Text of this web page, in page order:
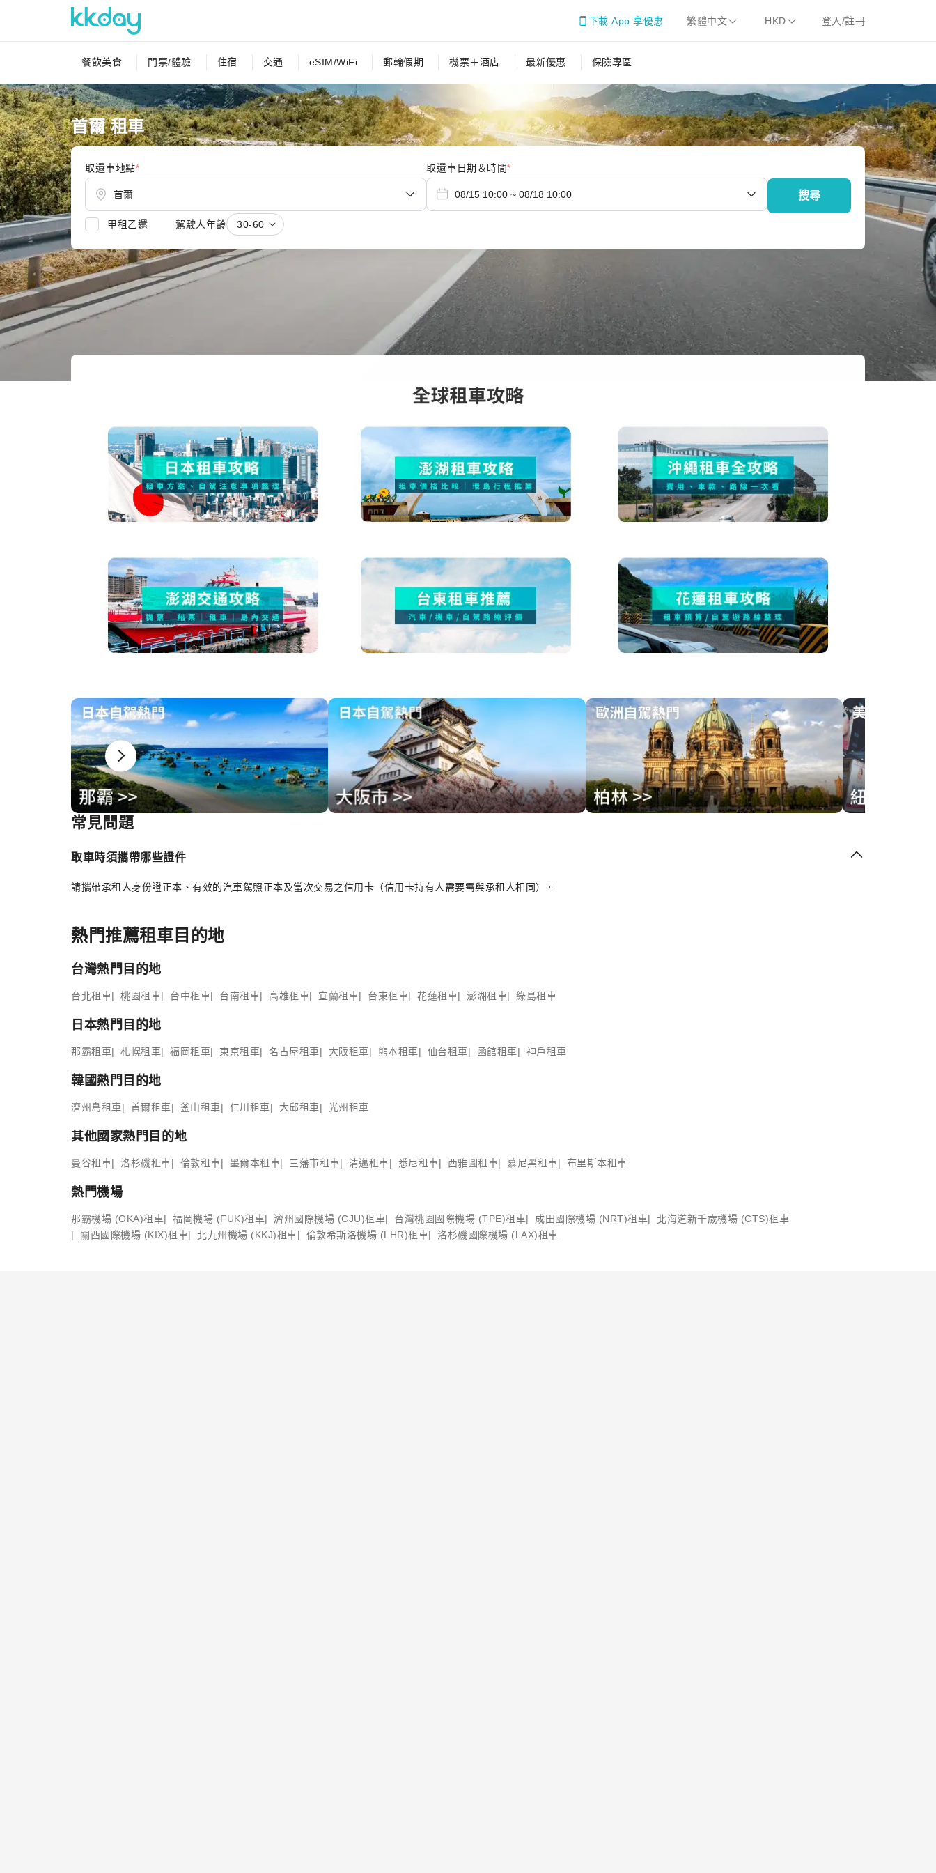
登入/註冊
HKD
繁體中文
下載 App 享優惠
餐飲美食 門票/體驗 住宿 交通 eSIM/WiFi 郵輪假期 機票＋酒店 最新優惠 保險專區
首爾 租車
取還車地點* 取還車日期＆時間*
搜尋
甲租乙還 駕駛人年齡 30-60
Item
of
常見問題
取車時須攜帶哪些證件
請攜帶承租人身份證正本、有效的汽車駕照正本及當次交易之信用卡（信用卡持有人需要需與承租人相同）。
熱門推薦租車目的地
台灣熱門目的地
台北租車 桃園租車 台中租車 台南租車 高雄租車 宜蘭租車 台東租車 花蓮租車 澎湖租車 綠島租車
日本熱門目的地
那霸租車 札幌租車 福岡租車 東京租車 名古屋租車 大阪租車 熊本租車 仙台租車 函館租車 神戶租車
韓國熱門目的地
濟州島租車 首爾租車 釜山租車 仁川租車 大邱租車 光州租車
其他國家熱門目的地
曼谷租車 洛杉磯租車 倫敦租車 墨爾本租車 三藩市租車 清邁租車 悉尼租車 西雅圖租車 慕尼黑租車 布里斯本租車
熱門機場
那霸機場 (OKA)租車 福岡機場 (FUK)租車 濟州國際機場 (CJU)租車 台灣桃園國際機場 (TPE)租車 成田國際機場 (NRT)租車
北海道新千歲機場 (CTS)租車
關西國際機場 (KIX)租車
北九州機場 (KKJ)租車 倫敦希斯洛機場 (LHR)租車 洛杉磯國際機場 (LAX)租車